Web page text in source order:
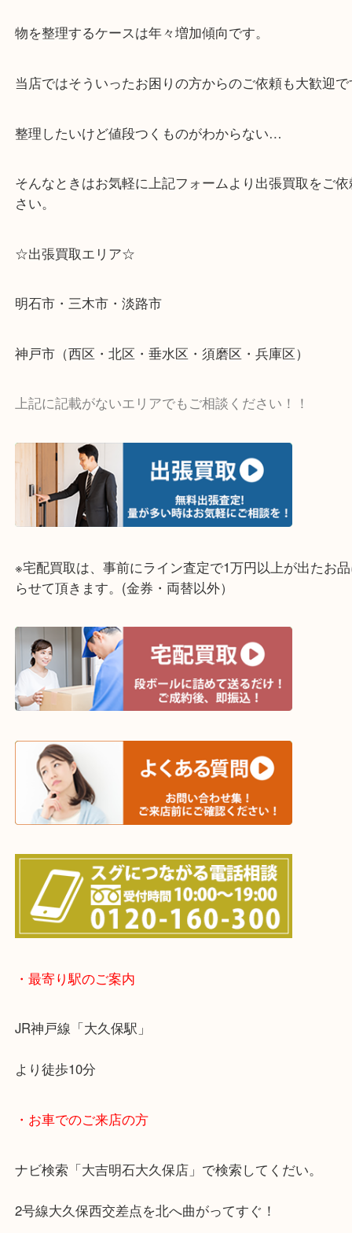
・どんな査定のご依頼もお気軽に
遺品整理・生前整理・断捨離・引っ越し
物を整理するケースは年々増加傾向です。
当店ではそういったお困りの方からのご依頼も大歓
整理したいけど値段つくものがわからない…
そんなときはお気軽に上記フォームより出張買取を
明石市・三木市・淡路市
上記に記載がないエリアでもご相談ください！！
※宅配買取は、事前にライン査定で1万円以上が出
らせて頂きます。(金券・両替以外）
・最寄り駅のご案内